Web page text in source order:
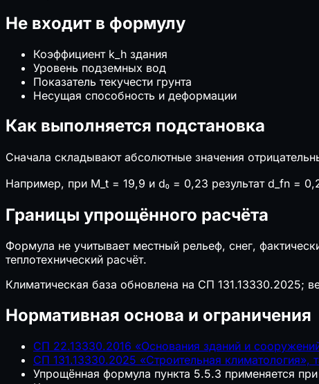
🌱Эко-баллы ГОСТ Р 71392 (ИЖС)
Внешний шум на расстоянии
↗ Возможно вам будет интересно
💨Расход воздуха (вентиляция)
Сопротивление заземления (контур)
📄Цены на кирпич в 2026 году: за штуку, поддон и
📄ФРСН: как найти документ и регистрационный
Не входит в формулу
Коэффициент k_h здания
Уровень подземных вод
Показатель текучести грунта
Несущая способность и деформации
Как выполняется подстановка
Сначала складывают абсолютные значения
Например, при M_t = 19,9 и d₀ = 0,23 результат d_fn =
Границы упрощённого расчёта
Формула не учитывает местный рельеф, снег,
теплотехнический расчёт.
Климатическая база обновлена на СП 131.13330.2025;
Нормативная основа и ограничения
СП 22.13330.2016 «Основания зданий и
СП 131.13330.2025 «Строительная
Упрощённая формула пункта 5.5.3 применяется